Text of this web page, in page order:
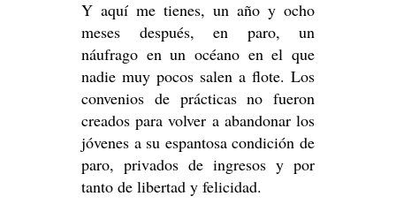
Y aquí me tienes, un año y ocho
meses después, en paro, un
náufrago en un océano en el que
nadie muy pocos salen a flote. Los
convenios de prácticas no fueron
creados para volver a abandonar los
jóvenes a su espantosa condición de
paro, privados de ingresos y por
tanto de libertad y felicidad.